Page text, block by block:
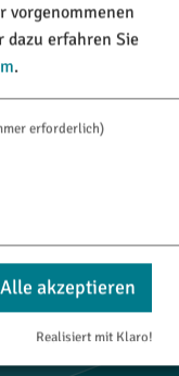
vorgenommenen
dazu erfahren Sie
.
erforderlich)
Alle akzeptieren
Realisiert mit Klaro!